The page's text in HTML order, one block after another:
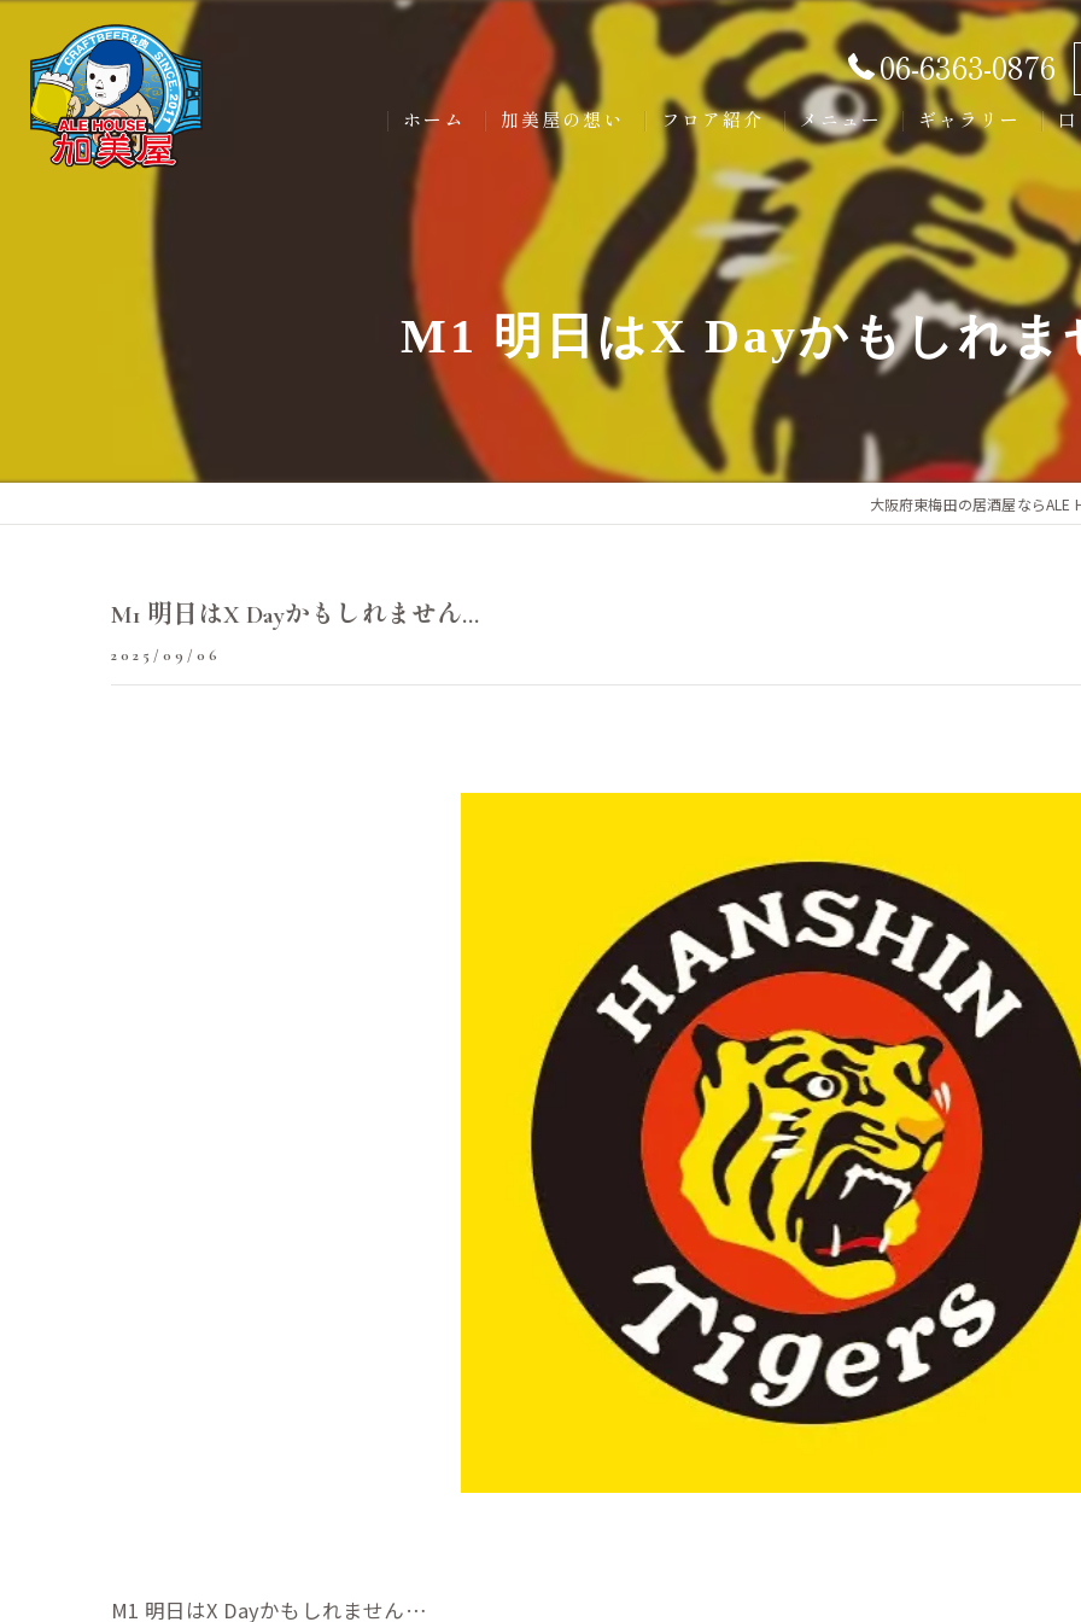
06-6363-0876
ホーム 加美屋の想い フロア紹介 メニュー ギャラリー
M1 明日はX Dayかもしれ
大阪府東梅田の居酒屋ならALE
M1 明日はX Dayかもしれません…
2025/09/06
M1 明日はX Dayかもしれません…